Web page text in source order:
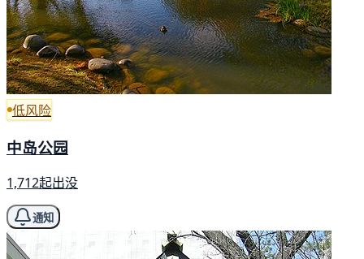
低风险
中岛公园
1,712起出没
通知